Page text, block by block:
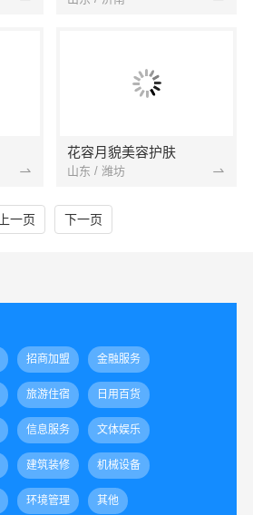
花容月貌美容护肤
山东 / 潍坊
上一页 下一页
招商加盟 金融服务
旅游住宿 日用百货
信息服务 文体娱乐
建筑装修 机械设备
环境管理 其他